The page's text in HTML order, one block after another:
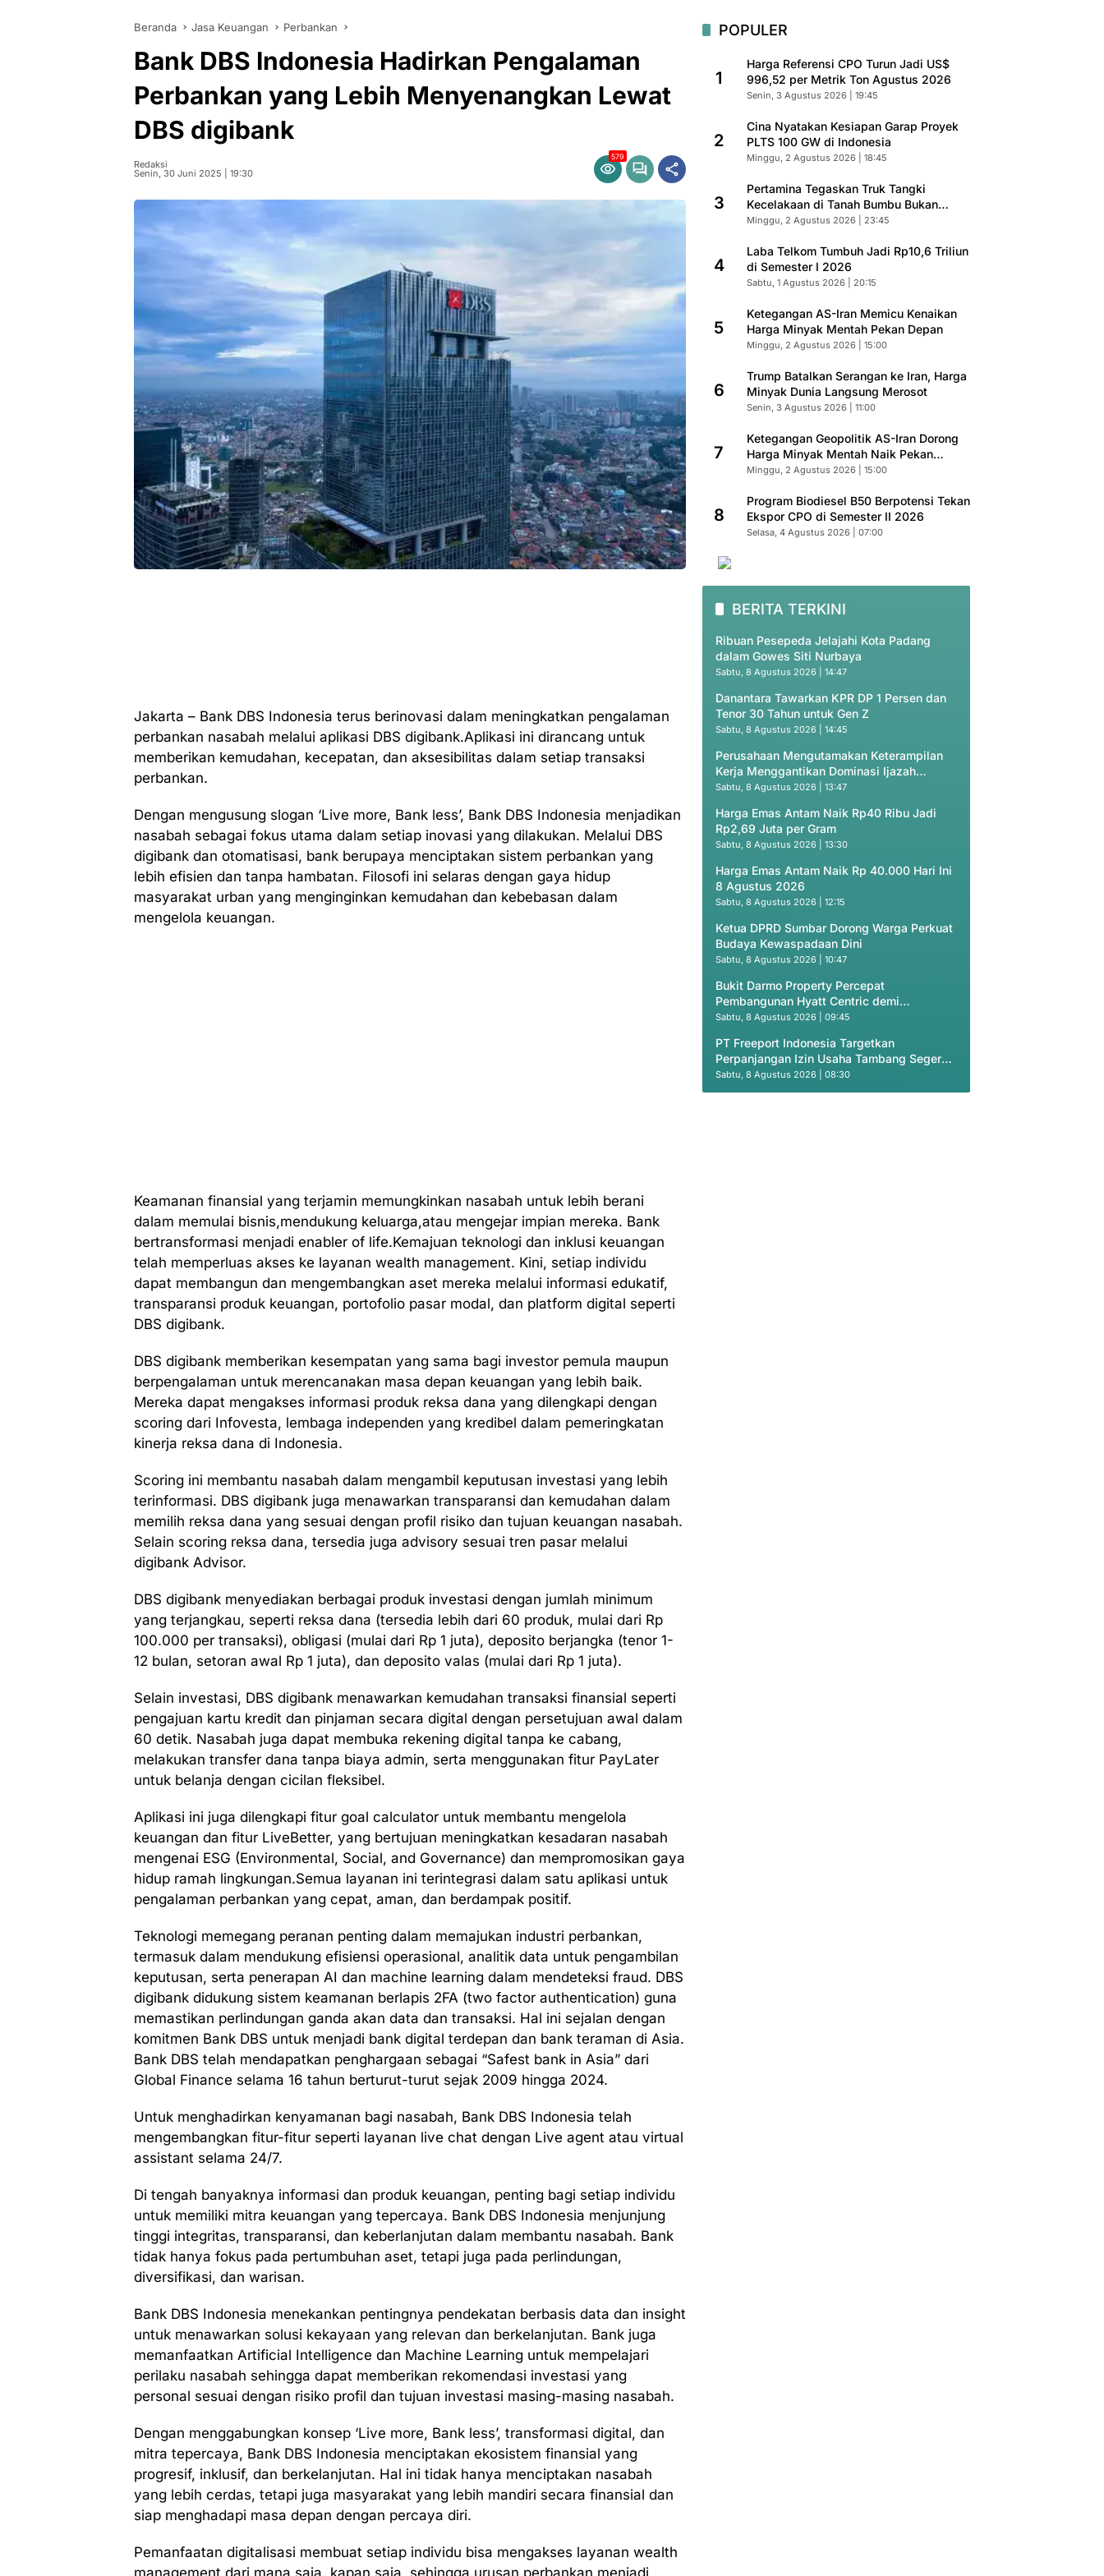
Beranda Jasa Keuangan Perbankan
Bank DBS Indonesia Hadirkan Pengalaman
Perbankan yang Lebih Menyenangkan Lewat
DBS digibank
Redaksi
Senin, 30 Juni 2025 | 19:30
579
Jakarta – Bank DBS Indonesia terus berinovasi dalam meningkatkan pengalaman
perbankan nasabah melalui aplikasi DBS digibank.Aplikasi ini dirancang untuk
memberikan kemudahan, kecepatan, dan aksesibilitas dalam setiap transaksi
perbankan.
Dengan mengusung slogan ‘Live more, Bank less’, Bank DBS Indonesia menjadikan
nasabah sebagai fokus utama dalam setiap inovasi yang dilakukan. Melalui DBS
digibank dan otomatisasi, bank berupaya menciptakan sistem perbankan yang
lebih efisien dan tanpa hambatan. Filosofi ini selaras dengan gaya hidup
masyarakat urban yang menginginkan kemudahan dan kebebasan dalam
mengelola keuangan.
Keamanan finansial yang terjamin memungkinkan nasabah untuk lebih berani
dalam memulai bisnis,mendukung keluarga,atau mengejar impian mereka. Bank
bertransformasi menjadi enabler of life.Kemajuan teknologi dan inklusi keuangan
telah memperluas akses ke layanan wealth management. Kini, setiap individu
dapat membangun dan mengembangkan aset mereka melalui informasi edukatif,
transparansi produk keuangan, portofolio pasar modal, dan platform digital seperti
DBS digibank.
DBS digibank memberikan kesempatan yang sama bagi investor pemula maupun
berpengalaman untuk merencanakan masa depan keuangan yang lebih baik.
Mereka dapat mengakses informasi produk reksa dana yang dilengkapi dengan
scoring dari Infovesta, lembaga independen yang kredibel dalam pemeringkatan
kinerja reksa dana di Indonesia.
Scoring ini membantu nasabah dalam mengambil keputusan investasi yang lebih
terinformasi. DBS digibank juga menawarkan transparansi dan kemudahan dalam
memilih reksa dana yang sesuai dengan profil risiko dan tujuan keuangan nasabah.
Selain scoring reksa dana, tersedia juga advisory sesuai tren pasar melalui
digibank Advisor.
DBS digibank menyediakan berbagai produk investasi dengan jumlah minimum
yang terjangkau, seperti reksa dana (tersedia lebih dari 60 produk, mulai dari Rp
100.000 per transaksi), obligasi (mulai dari Rp 1 juta), deposito berjangka (tenor 1-
12 bulan, setoran awal Rp 1 juta), dan deposito valas (mulai dari Rp 1 juta).
Selain investasi, DBS digibank menawarkan kemudahan transaksi finansial seperti
pengajuan kartu kredit dan pinjaman secara digital dengan persetujuan awal dalam
60 detik. Nasabah juga dapat membuka rekening digital tanpa ke cabang,
melakukan transfer dana tanpa biaya admin, serta menggunakan fitur PayLater
untuk belanja dengan cicilan fleksibel.
Aplikasi ini juga dilengkapi fitur goal calculator untuk membantu mengelola
keuangan dan fitur LiveBetter, yang bertujuan meningkatkan kesadaran nasabah
mengenai ESG (Environmental, Social, and Governance) dan mempromosikan gaya
hidup ramah lingkungan.Semua layanan ini terintegrasi dalam satu aplikasi untuk
pengalaman perbankan yang cepat, aman, dan berdampak positif.
Teknologi memegang peranan penting dalam memajukan industri perbankan,
termasuk dalam mendukung efisiensi operasional, analitik data untuk pengambilan
keputusan, serta penerapan AI dan machine learning dalam mendeteksi fraud. DBS
digibank didukung sistem keamanan berlapis 2FA (two factor authentication) guna
memastikan perlindungan ganda akan data dan transaksi. Hal ini sejalan dengan
komitmen Bank DBS untuk menjadi bank digital terdepan dan bank teraman di Asia.
Bank DBS telah mendapatkan penghargaan sebagai “Safest bank in Asia” dari
Global Finance selama 16 tahun berturut-turut sejak 2009 hingga 2024.
Untuk menghadirkan kenyamanan bagi nasabah, Bank DBS Indonesia telah
mengembangkan fitur-fitur seperti layanan live chat dengan Live agent atau virtual
assistant selama 24/7.
Di tengah banyaknya informasi dan produk keuangan, penting bagi setiap individu
untuk memiliki mitra keuangan yang tepercaya. Bank DBS Indonesia menjunjung
tinggi integritas, transparansi, dan keberlanjutan dalam membantu nasabah. Bank
tidak hanya fokus pada pertumbuhan aset, tetapi juga pada perlindungan,
diversifikasi, dan warisan.
Bank DBS Indonesia menekankan pentingnya pendekatan berbasis data dan insight
untuk menawarkan solusi kekayaan yang relevan dan berkelanjutan. Bank juga
memanfaatkan Artificial Intelligence dan Machine Learning untuk mempelajari
perilaku nasabah sehingga dapat memberikan rekomendasi investasi yang
personal sesuai dengan risiko profil dan tujuan investasi masing-masing nasabah.
Dengan menggabungkan konsep ‘Live more, Bank less’, transformasi digital, dan
mitra tepercaya, Bank DBS Indonesia menciptakan ekosistem finansial yang
progresif, inklusif, dan berkelanjutan. Hal ini tidak hanya menciptakan nasabah
yang lebih cerdas, tetapi juga masyarakat yang lebih mandiri secara finansial dan
siap menghadapi masa depan dengan percaya diri.
Pemanfaatan digitalisasi membuat setiap individu bisa mengakses layanan wealth
management dari mana saja, kapan saja, sehingga urusan perbankan menjadi
POPULER
1
Harga Referensi CPO Turun Jadi US$
996,52 per Metrik Ton Agustus 2026
Senin, 3 Agustus 2026 | 19:45
2
Cina Nyatakan Kesiapan Garap Proyek
PLTS 100 GW di Indonesia
Minggu, 2 Agustus 2026 | 18:45
3
Pertamina Tegaskan Truk Tangki
Kecelakaan di Tanah Bumbu Bukan
Armada Resmi
Minggu, 2 Agustus 2026 | 23:45
4
Laba Telkom Tumbuh Jadi Rp10,6 Triliun
di Semester I 2026
Sabtu, 1 Agustus 2026 | 20:15
5
Ketegangan AS-Iran Memicu Kenaikan
Harga Minyak Mentah Pekan Depan
Minggu, 2 Agustus 2026 | 15:00
6
Trump Batalkan Serangan ke Iran, Harga
Minyak Dunia Langsung Merosot
Senin, 3 Agustus 2026 | 11:00
7
Ketegangan Geopolitik AS-Iran Dorong
Harga Minyak Mentah Naik Pekan
Depan
Minggu, 2 Agustus 2026 | 15:00
8
Program Biodiesel B50 Berpotensi Tekan
Ekspor CPO di Semester II 2026
Selasa, 4 Agustus 2026 | 07:00
BERITA TERKINI
Ribuan Pesepeda Jelajahi Kota Padang
dalam Gowes Siti Nurbaya
Sabtu, 8 Agustus 2026 | 14:47
Danantara Tawarkan KPR DP 1 Persen dan
Tenor 30 Tahun untuk Gen Z
Sabtu, 8 Agustus 2026 | 14:45
Perusahaan Mengutamakan Keterampilan
Kerja Menggantikan Dominasi Ijazah
Akademik
Sabtu, 8 Agustus 2026 | 13:47
Harga Emas Antam Naik Rp40 Ribu Jadi
Rp2,69 Juta per Gram
Sabtu, 8 Agustus 2026 | 13:30
Harga Emas Antam Naik Rp 40.000 Hari Ini
8 Agustus 2026
Sabtu, 8 Agustus 2026 | 12:15
Ketua DPRD Sumbar Dorong Warga Perkuat
Budaya Kewaspadaan Dini
Sabtu, 8 Agustus 2026 | 10:47
Bukit Darmo Property Percepat
Pembangunan Hyatt Centric demi
Pendapatan Berkelanjutan
Sabtu, 8 Agustus 2026 | 09:45
PT Freeport Indonesia Targetkan
Perpanjangan Izin Usaha Tambang Segera
Terbit
Sabtu, 8 Agustus 2026 | 08:30